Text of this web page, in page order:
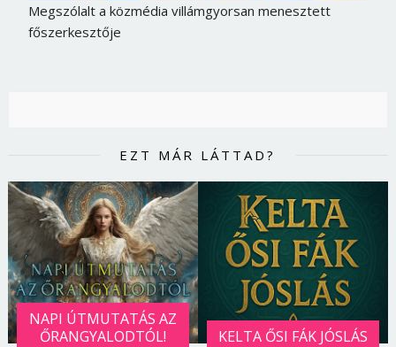
Megszólalt a közmédia villámgyorsan menesztett
főszerkesztője
EZT MÁR LÁTTAD?
NAPI ÚTMUTATÁS AZ
ŐRANGYALODTÓL!
KELTA ŐSI FÁK JÓSLÁS